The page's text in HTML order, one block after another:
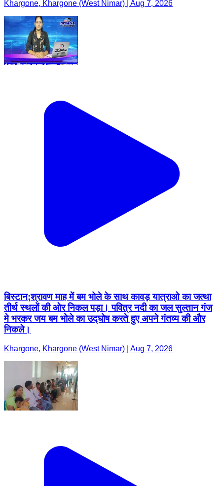
Khargone, Khargone (West Nimar) | Aug 7, 2026
बिस्टान;श्रावण माह में बम भोले के साथ कावड़ यात्राओ का जत्था
तीर्थ स्थलों की ओर निकल पड़ा। पवित्र नदी का जल सुल्तान गंज
मे भरकर जय बम भोले का उद्घोष करते हुए अपने गंतव्य की और
निकले।
Khargone, Khargone (West Nimar) | Aug 7, 2026